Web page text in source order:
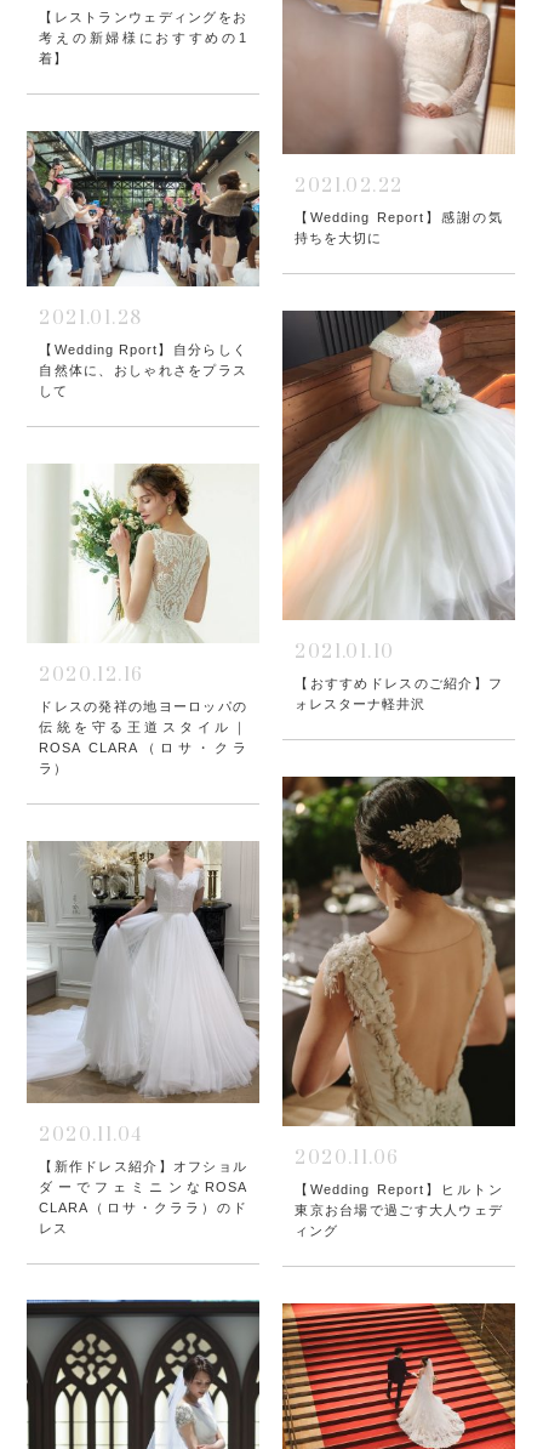
【レストランウェディングをお
考えの新婦様におすすめの1
着】
2021.02.22
【Wedding Report】感謝の気
持ちを大切に
2021.01.28
【Wedding Rport】自分らしく
自然体に、おしゃれさをプラス
して
2021.01.10
【おすすめドレスのご紹介】フ
ォレスターナ軽井沢
2020.12.16
ドレスの発祥の地ヨーロッパの
伝統を守る王道スタイル｜
ROSA CLARA（ロサ・クラ
ラ）
2020.11.06
【Wedding Report】ヒルトン
東京お台場で過ごす大人ウェデ
ィング
2020.11.04
【新作ドレス紹介】オフショル
ダーでフェミニンなROSA
CLARA（ロサ・クララ）のド
レス